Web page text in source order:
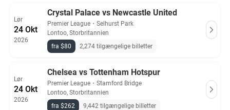
Lør
24 Okt
2026
Crystal Palace vs Newcastle United
Premier League ・ Selhurst Park
Lontoo, Storbritannien
fra $80
2,274 tilgængelige billetter
Lør
24 Okt
2026
Chelsea vs Tottenham Hotspur
Premier League ・ Stamford Bridge
Lontoo, Storbritannien
fra $262
9,442 tilgængelige billetter